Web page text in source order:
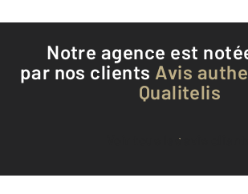
Notre agence est
par nos clients Avis
Qualitelis
Voir tous les avis clients